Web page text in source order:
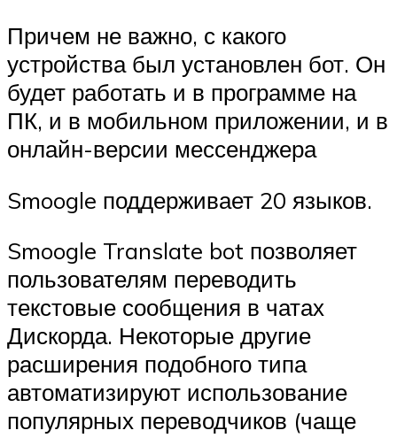
Причем не важно, с какого
устройства был установлен бот. Он
будет работать и в программе на
ПК, и в мобильном приложении, и в
онлайн-версии мессенджера
Smoogle поддерживает 20 языков.
Smoogle Translate bot позволяет
пользователям переводить
текстовые сообщения в чатах
Дискорда. Некоторые другие
расширения подобного типа
автоматизируют использование
популярных переводчиков (чаще